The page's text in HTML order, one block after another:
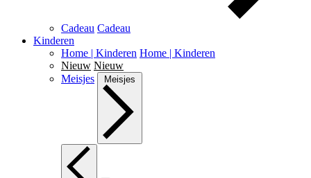
Cadeau Cadeau
Kinderen
Home | Kinderen Home | Kinderen
Nieuw Nieuw
Meisjes
Meisjes